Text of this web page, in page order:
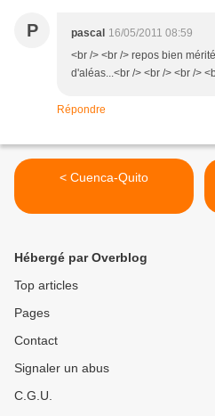
P pascal 16/05/2011 08:59
<br /> <br /> repos bien
d'aléas...<br /> <br /> <br />
Répondre
< Cuenca-Quito
Hébergé par Overblog
Top articles
Pages
Contact
Signaler un abus
C.G.U.